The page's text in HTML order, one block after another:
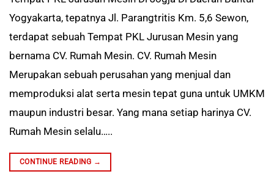
Yogyakarta, tepatnya Jl. Parangtritis Km. 5,6 Sewon,
terdapat sebuah Tempat PKL Jurusan Mesin yang
bernama CV. Rumah Mesin. CV. Rumah Mesin
Merupakan sebuah perusahan yang menjual dan
memproduksi alat serta mesin tepat guna untuk UMKM
maupun industri besar. Yang mana setiap harinya CV.
Rumah Mesin selalu…..
CONTINUE READING →